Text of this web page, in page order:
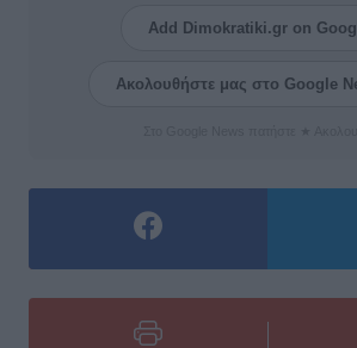
Add Dimokratiki.gr on
Ακολουθήστε μας στο Google